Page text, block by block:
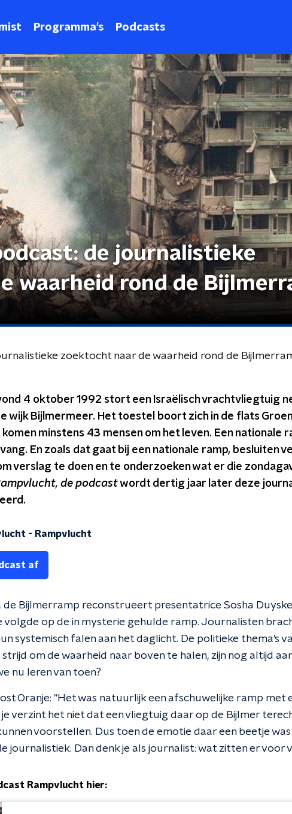
Programma's Podcasts
de journalistieke
waarheid rond de
zoektocht naar de waarheid rond de
4 oktober 1992 stort een Israëlisch vrachtvliegtuig
wijk Bijlmermeer. Het toestel boort zich in de flats
minstens 43 mensen om het leven. Een nationale
En zoals dat gaat bij een nationale ramp, besluiten
verslag te doen en te onderzoeken wat er die
de podcastwordt dertig jaar later deze
- Rampvlucht
af
de Bijlmerramp reconstrueert presentatrice Sosha
volgde op de in mysterie gehulde ramp. Journalisten
systemisch falen aan het daglicht. De politieke thema’s
om de waarheid naar boven te halen, zijn nog altijd
nu leren van toen?
Oranje: "Het was natuurlijk een afschuwelijke ramp met
je verzint het niet dat een vliegtuig daar op de Bijlmer
voorstellen. Dus toen de emotie daar een beetje
journalistiek. Dan denk je als journalist: wat zitten er voor
Rampvlucht hier: